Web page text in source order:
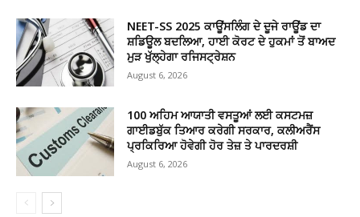
NEET-SS 2025 ਕਾਊਂਸਲਿੰਗ ਦੇ ਦੂਜੇ ਰਾਊਂਡ ਦਾ
ਸ਼ਡਿਊਲ ਬਦਲਿਆ, ਹਾਈ ਕੋਰਟ ਦੇ ਹੁਕਮਾਂ ਤੋਂ ਬਾਅਦ
ਮੁੜ ਖੁੱਲ੍ਹੇਗਾ ਰਜਿਸਟ੍ਰੇਸ਼ਨ
August 6, 2026
100 ਅਹਿਮ ਆਯਾਤੀ ਵਸਤੂਆਂ ਲਈ ਕਸਟਮਜ਼
ਗਾਈਡਬੁੱਕ ਤਿਆਰ ਕਰੇਗੀ ਸਰਕਾਰ, ਕਲੀਅਰੈਂਸ
ਪ੍ਰਕਿਰਿਆ ਹੋਵੇਗੀ ਹੋਰ ਤੇਜ਼ ਤੇ ਪਾਰਦਰਸ਼ੀ
August 6, 2026